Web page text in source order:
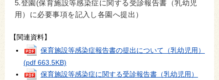
5.登園(保育施設等感染症に関する受診報告書（乳幼児
用）に必要事項を記入し各園へ提出）
【関連資料】
保育施設等感染症報告書の提出について（乳幼児用）
(pdf 663.5KB)
保育施設等感染症に関する受診報告書（乳幼児用）